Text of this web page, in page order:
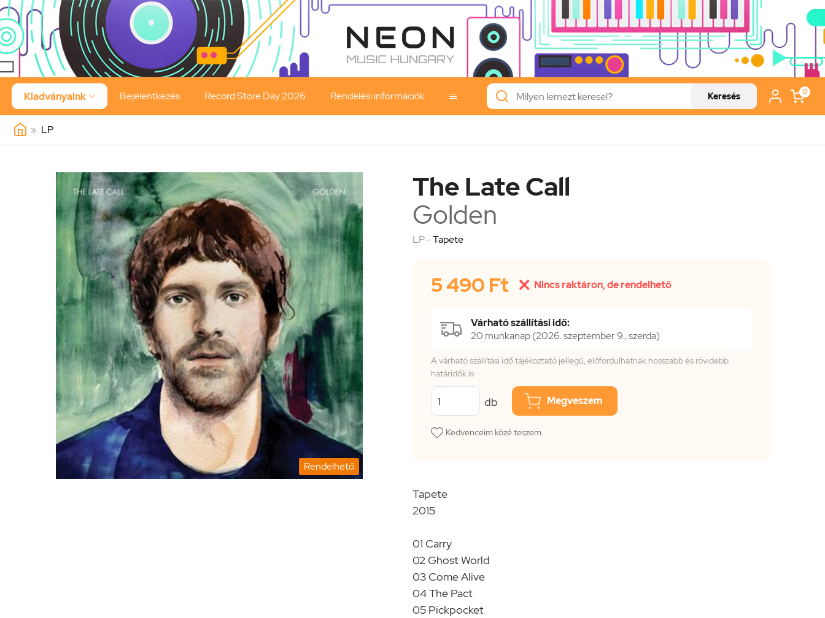
Kiadványaink  Bejelentkezés Record Store Day 2026 Rendelési információk  Keresés 0
» LP
Rendelhető
The Late Call
Golden
LP -Tapete
5 490 Ft  Nincs raktáron, de rendelhető
Várható szállítási idő:
20 munkanap (2026. szeptember 9., szerda)
A várható szállítási idő tájékoztató jellegű, előfordulhatnak hosszabb és rövidebb
határidők is
db Megveszem
Kedvenceim közé teszem
Tapete
2015
01 Carry
02 Ghost World
03 Come Alive
04 The Pact
05 Pickpocket